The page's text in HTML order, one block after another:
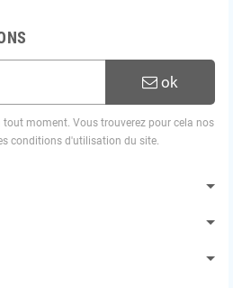
ok
moment. Vous trouverez pour cela nos
conditions d'utilisation du site.